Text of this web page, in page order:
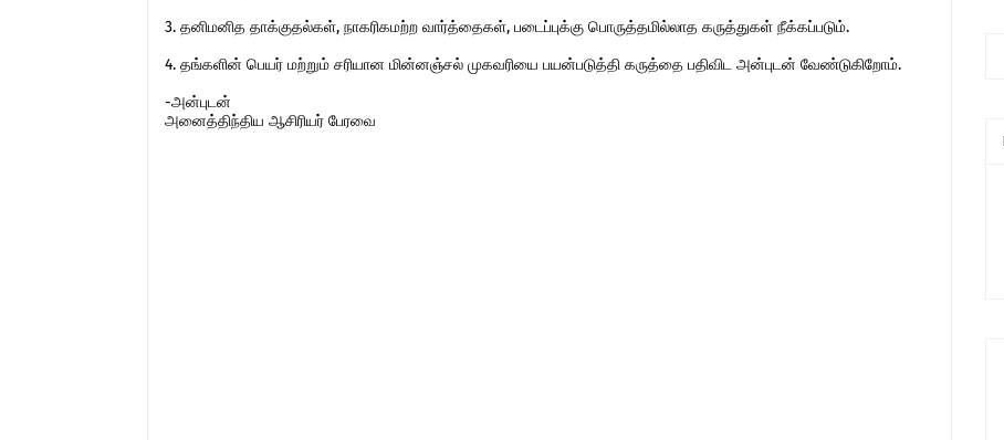
3. தனிமனித தாக்குதல்கள், நாகரிகமற்ற வார்த்தைகள், படைப்புக்கு பொருத்தமில்லாத கருத்துகள் நீக்கப்படும்.
4. தங்களின் பெயர் மற்றும் சரியான மின்னஞ்சல் முகவரியை பயன்படுத்தி கருத்தை பதிவிட அன்புடன் வேண்டுகிறோம்.
-அன்புடன்
அனைத்திந்திய ஆசிரியர் பேரவை